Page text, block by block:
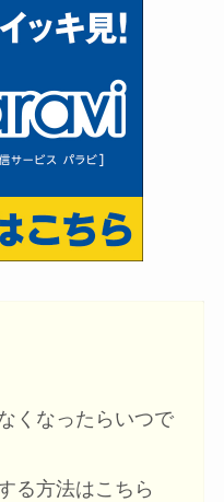
くなったらいつで
る方法はこちら